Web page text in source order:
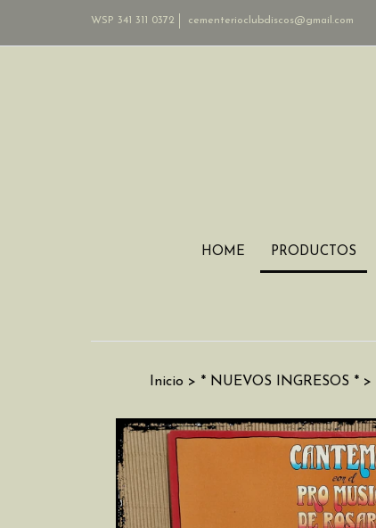
WSP 341 311 0372 cementerioclubdiscos@gmail.com
HOME PRODUCTOS
Inicio > * NUEVOS INGRESOS * >